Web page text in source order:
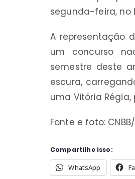
segunda-feira, no
A representação
um concurso
semestre deste
escura,
uma Vitória
Fonte e foto:
Compartilhe isso:
WhatsApp